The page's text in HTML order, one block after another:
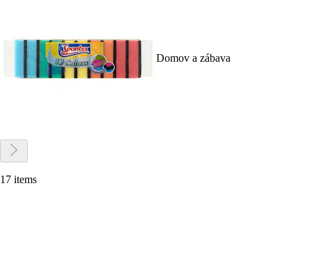
Domov a zábava
17 items